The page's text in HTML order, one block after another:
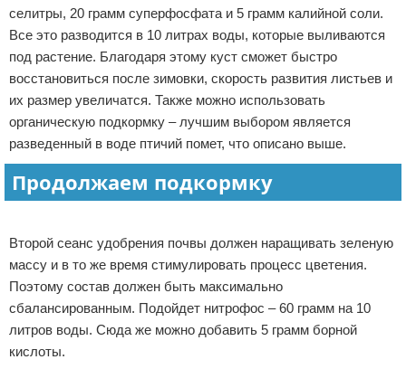
селитры, 20 грамм суперфосфата и 5 грамм калийной соли.
Все это разводится в 10 литрах воды, которые выливаются
под растение. Благодаря этому куст сможет быстро
восстановиться после зимовки, скорость развития листьев и
их размер увеличатся. Также можно использовать
органическую подкормку – лучшим выбором является
разведенный в воде птичий помет, что описано выше.
Продолжаем подкормку
Второй сеанс удобрения почвы должен наращивать зеленую
массу и в то же время стимулировать процесс цветения.
Поэтому состав должен быть максимально
сбалансированным. Подойдет нитрофос – 60 грамм на 10
литров воды. Сюда же можно добавить 5 грамм борной
кислоты.